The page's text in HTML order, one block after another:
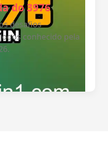
do 3976
desafios
conhecido pela